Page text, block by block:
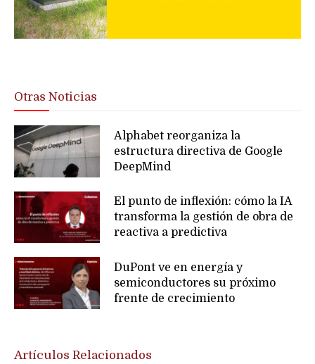
Otras Noticias
Alphabet reorganiza la
estructura directiva de Google
DeepMind
El punto de inflexión: cómo la IA
transforma la gestión de obra de
reactiva a predictiva
DuPont ve en energía y
semiconductores su próximo
frente de crecimiento
Artículos Relacionados